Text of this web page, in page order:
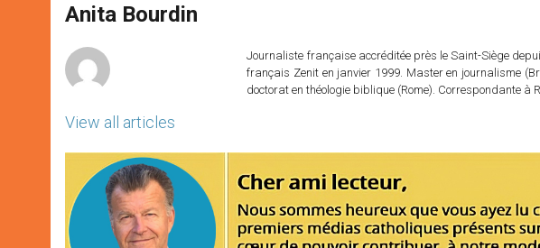
p
p
g
e
o
k
r
Anita Bourdin
View all articles
Journaliste française accréditée près le Saint-Siège
français Zenit en janvier 1999. Master en journalisme
doctorat en théologie biblique (Rome). Correspondante à